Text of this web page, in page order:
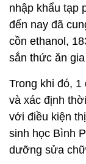
nhập khẩu tạp
đến nay đã
cồn ethanol,
sắn thức ăn
Trong khi đó,
và xác định
với điều kiện
sinh học Bình
dưỡng sửa